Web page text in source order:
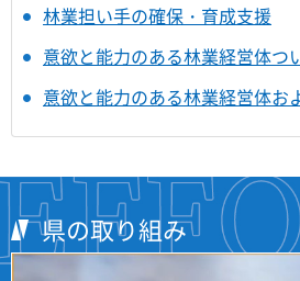
林業担い手の確保・育成支援
意欲と能力のある林業経営体つ
意欲と能力のある林業経営体お
県の取り組み